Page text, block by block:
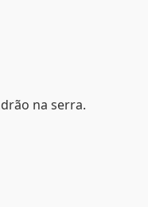
na serra.